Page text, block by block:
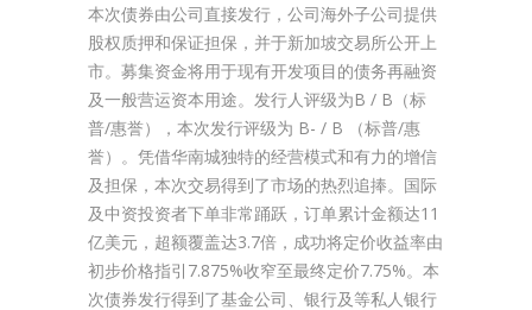
本次债券由公司直接发行，公司海外子公司提供
股权质押和保证担保，并于新加坡交易所公开上
市。募集资金将用于现有开发项目的债务再融资
及一般营运资本用途。发行人评级为B / B（标
普/惠誉），本次发行评级为 B- / B （标普/惠
誉）。凭借华南城独特的经营模式和有力的增信
及担保，本次交易得到了市场的热烈追捧。国际
及中资投资者下单非常踊跃，订单累计金额达11
亿美元，超额覆盖达3.7倍，成功将定价收益率由
初步价格指引7.875%收窄至最终定价7.75%。本
次债券发行得到了基金公司、银行及等私人银行